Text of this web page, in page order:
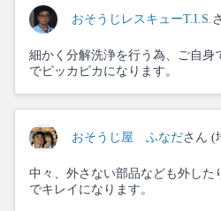
おそうじレスキューT.I.S.
細かく分解洗浄を行う為、ご自身
でピッカピカになります。
おそうじ屋 ふなださん (
中々、外さない部品なども外した
でキレイになります。